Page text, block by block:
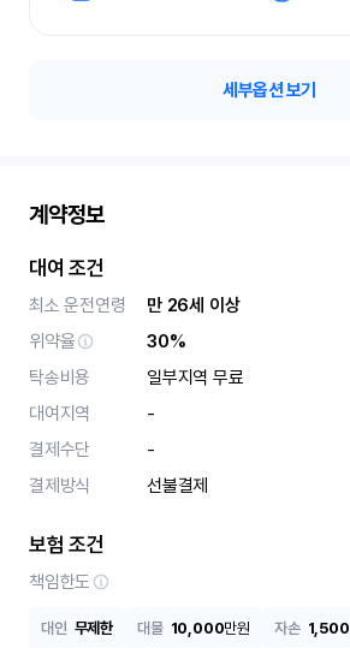
세부옵션 보기
계약정보
대여 조건
최소 운전연령
만 26세 이상
위약율
30%
탁송비용
일부지역 무료
대여지역
-
결제수단
-
결제방식
선불결제
보험 조건
책임한도
대인 무제한 대물 10,000만원 자손 1,500